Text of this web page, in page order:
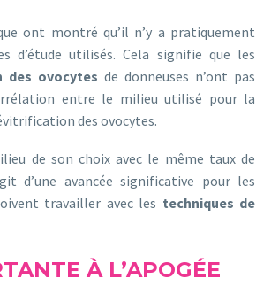
ont montré qu’il n’y a pratiquement
d’étude utilisés. Cela signifie que les
des ovocytes de donneuses n’ont pas
entre le milieu utilisé pour la
des ovocytes.
de son choix avec le même taux de
d’une avancée significative pour les
travailler avec les techniques de
À L’APOGÉE